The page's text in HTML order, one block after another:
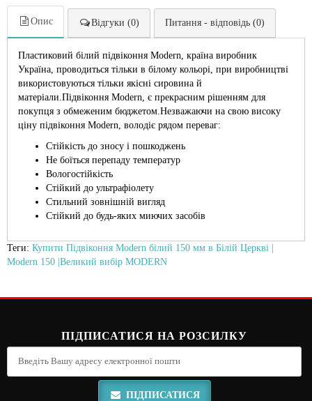
Опис Відгуки (0) Питання - відповідь (0)
Пластиковий білий підвіконня Modern, країна виробник
Україна, проводиться тільки в білому кольорі, при виробництві
використовуються тільки якісні сировина й
матеріали.Підвіконня Modern, є прекрасним рішенням для
покупця з обмеженим бюджетом.Незважаючи на свою високу
ціну підвіконня Modern, володіє рядом переваг:
Стійкість до зносу і пошкоджень
Не боїться перепаду температур
Вологостійкість
Стійкий до ультрафіолету
Стильний зовнішній вигляд
Стійкий до будь-яких миючих засобів
Теги: Купити Підвіконня Modern білий 150 мм в Білій Церкві |
Modern 150 |Великий вибір MODERN
ПІДПИСАТИСЯ НА РОЗСИЛКУ
ПІДПИСАТИСЯ